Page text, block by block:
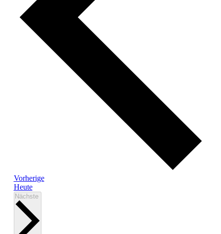
VorherigeVeranstaltungen
Heute
Nächste